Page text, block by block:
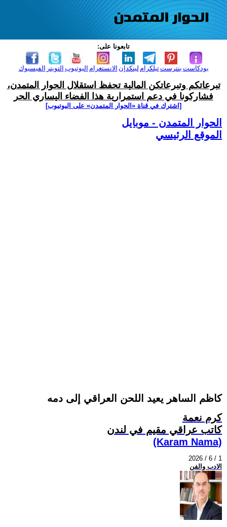
تابعونا على:
الفيسبوك التويتر اليوتيوب الانستغرام لينكدإن تيلكرامبنترست بودكاست
تبرعاتكم وتبرعاتكن المالية تحفظ استقلال الحوار المتمدن،
فشاركونا في دعم استمرارية هذا الفضاء اليساري الحر
[اشترك في قناة ‫«الحوار المتمدن» على اليوتيوب]
الحوار المتمدن - موبايل
الموقع الرئيسي
كاظم الساهر يعيد اللحن العراقي إلى دمه
كرم نعمة
كاتب عراقي مقيم في لندن
(Karam Nama)
2026 / 6 / 1
الادب والفن